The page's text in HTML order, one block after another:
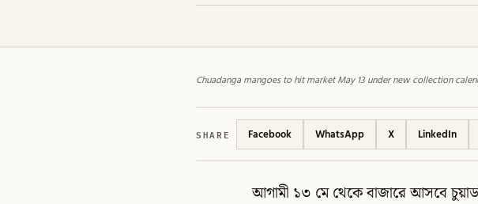
Chuadanga mangoes to hit market May 13 under new collection
SHARE Facebook WhatsApp X LinkedIn
আগামী ১৩ মে থেকে বাজারে আসবে